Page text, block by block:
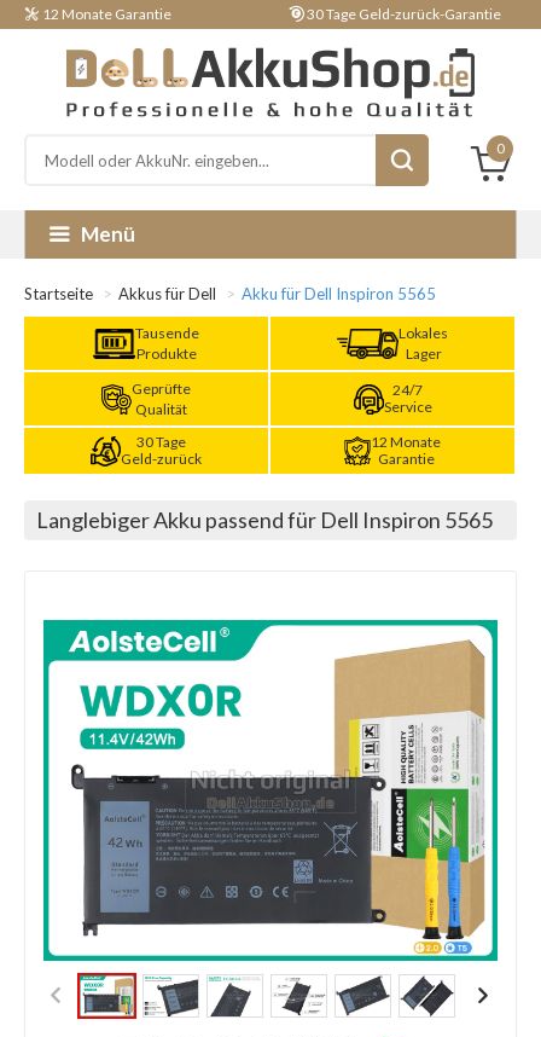
12 Monate Garantie 30 Tage Geld-zurück-Garantie
0
Menü
Startseite Akkus für Dell Akku für Dell Inspiron 5565
Tausende
Produkte
Lokales
Lager
Geprüfte
Qualität
24/7
Service
30 Tage
Geld-zurück
12 Monate
Garantie
Langlebiger Akku passend für Dell Inspiron 5565